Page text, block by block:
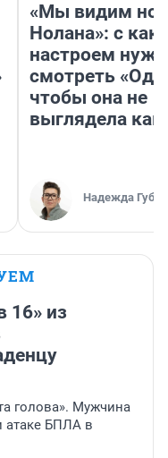
«Мы видим
Нолана»: с
настроем
смотреть
чтобы она не
выглядела как
Надежда
16» из
голова». Мужчина
атаке БПЛА в